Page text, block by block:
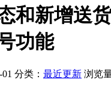
和新增送
功能
分类： 最近更新 浏览